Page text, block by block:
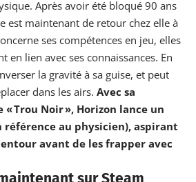
Après avoir été bloqué 90 ans
est maintenant de retour chez elle à
ses compétences en jeu, elles
en lien avec ses connaissances. En
la gravité à sa guise, et peut
dans les airs. Avec sa
Trou Noir », Horizon lance un
référence au physicien), aspirant
avant de les frapper avec
sur Steam